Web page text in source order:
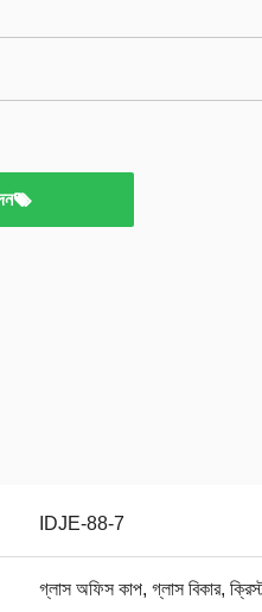
IDJE-88-7
গ্লাস অফিস কাপ, গ্লাস বিকার,